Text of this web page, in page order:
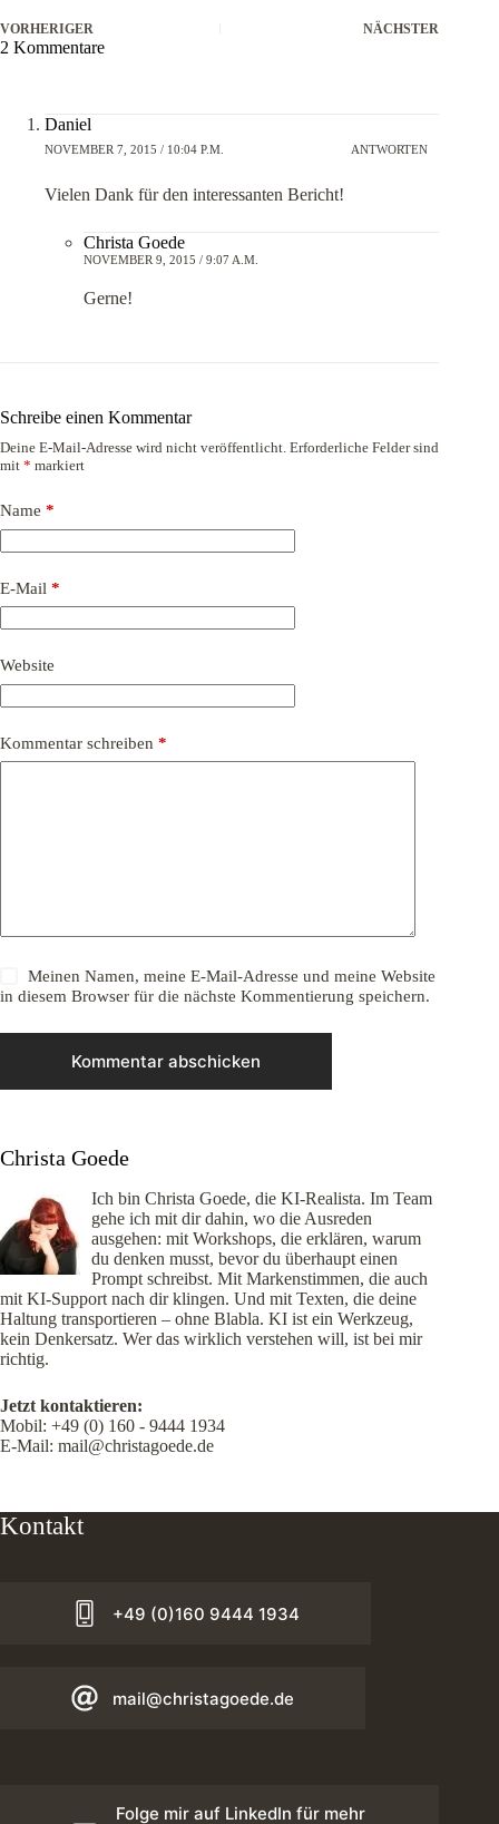
VORHERIGER NÄCHSTER
2 Kommentare
Daniel
NOVEMBER 7, 2015 / 10:04 P.M. ANTWORTEN
Vielen Dank für den interessanten Bericht!
Christa Goede
NOVEMBER 9, 2015 / 9:07 A.M.
Gerne!
Schreibe einen Kommentar
Deine E-Mail-Adresse wird nicht veröffentlicht. Erforderliche Felder sind
mit * markiert
Name *
E-Mail *
Website
Kommentar schreiben *
Meinen Namen, meine E-Mail-Adresse und meine Website
in diesem Browser für die nächste Kommentierung speichern.
Kommentar abschicken
Christa Goede
Ich bin Christa Goede, die KI-Realista. Im Team
gehe ich mit dir dahin, wo die Ausreden
ausgehen: mit Workshops, die erklären, warum
du denken musst, bevor du überhaupt einen
Prompt schreibst. Mit Markenstimmen, die auch
mit KI-Support nach dir klingen. Und mit Texten, die deine
Haltung transportieren – ohne Blabla. KI ist ein Werkzeug,
kein Denkersatz. Wer das wirklich verstehen will, ist bei mir
richtig.
Jetzt kontaktieren:
Mobil: +49 (0) 160 - 9444 1934
E-Mail: mail@christagoede.de
Kontakt
+49 (0)160 9444 1934
mail@christagoede.de
Folge mir auf LinkedIn für mehr